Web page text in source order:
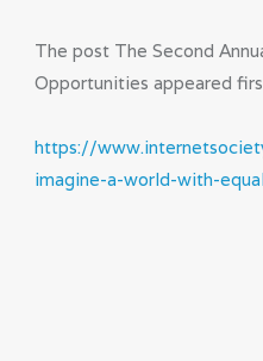
The post The Second
Opportunities appeared
https://
imagine-a-world-with-